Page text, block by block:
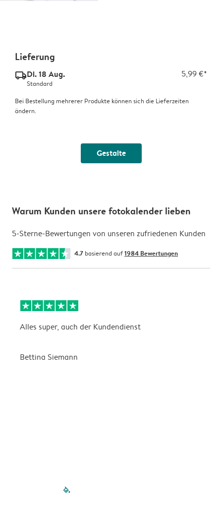
Lieferung
delivery_standard_v2Di. 18 Aug. 5,99 €*
Standard
Bei Bestellung mehrerer Produkte können sich die Lieferzeiten
ändern.
Gestalte
Warum Kunden unsere fotokalender lieben
5-Sterne-Bewertungen von unseren zufriedenen Kunden
4.7 basierend auf1984 Bewertungen
Alles super, auch der Kundendienst
Bettina Siemann
filled-pagination